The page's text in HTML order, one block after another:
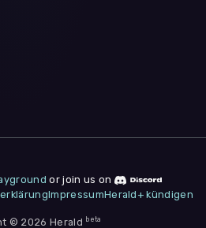
unter "
or join us on
ImpressumHerald+ kündigen
© 2026 Herald beta